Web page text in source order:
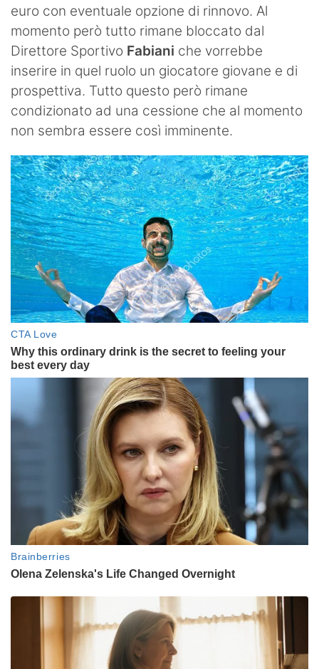
euro con eventuale opzione di rinnovo. Al
momento però tutto rimane bloccato dal
Direttore Sportivo Fabiani che vorrebbe
inserire in quel ruolo un giocatore giovane e di
prospettiva. Tutto questo però rimane
condizionato ad una cessione che al momento
non sembra essere così imminente.